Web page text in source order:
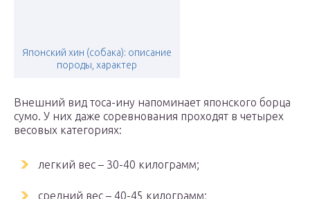
Японский хин (собака): описание
породы, характер
Внешний вид тоса-ину напоминает японского борца
сумо. У них даже соревнования проходят в четырех
весовых категориях:
легкий вес – 30-40 килограмм;
средний вес – 40-45 килограмм;